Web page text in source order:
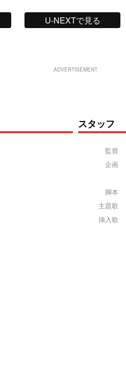
U-NEXTで見る
ADVERTISEMENT
スタッフ
監督
企画
脚本
主題歌
挿入歌